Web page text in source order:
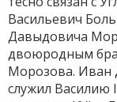
Васильевич
Давыдовича
двоюродным
Морозова. Иван
служил Василию